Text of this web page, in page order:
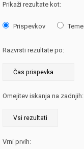
Prikaži rezultate kot:
Prispevkov Teme
Razvrsti rezultate po:
Omejitev iskanja na zadnjih:
Vrni prvih: